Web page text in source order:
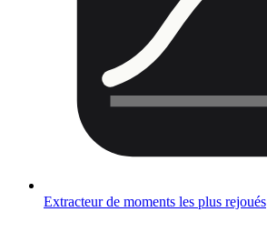
Extracteur de moments les plus rejoués